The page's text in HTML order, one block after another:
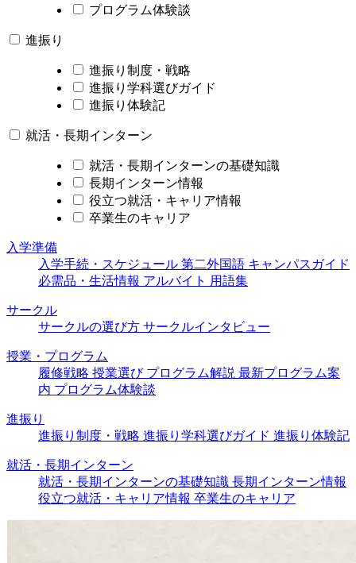
プログラム体験談
進振り
進振り制度・戦略
進振り学科選びガイド
進振り体験記
就活・長期インターン
就活・長期インターンの基礎知識
長期インターン情報
役立つ就活・キャリア情報
卒業生のキャリア
入学準備
入学手続・スケジュール 第二外国語 キャンパスガイド
必需品・生活情報 アルバイト 用語集
サークル
サークルの選び方 サークルインタビュー
授業・プログラム
履修戦略 授業選び プログラム解説 最新プログラム案
内 プログラム体験談
進振り
進振り制度・戦略 進振り学科選びガイド 進振り体験記
就活・長期インターン
就活・長期インターンの基礎知識 長期インターン情報
役立つ就活・キャリア情報 卒業生のキャリア